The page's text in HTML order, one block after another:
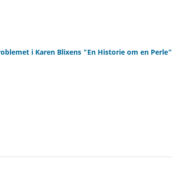
i Karen Blixens "En Historie om en Perle"